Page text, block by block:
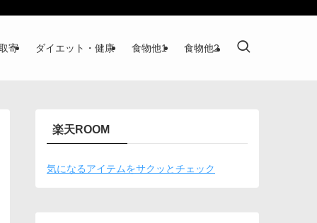
寄 ダイエット・健康 食物他1 食物他2
楽天ROOM
気になるアイテムをサクッとチェック